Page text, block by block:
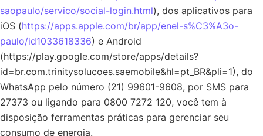
saopaulo/servico/social-login.html), dos aplicativos para
iOS (https://apps.apple.com/br/app/enel-s%C3%A3o-
paulo/id1033618336) e Android
(https://play.google.com/store/apps/details?
id=br.com.trinitysolucoes.saemobile&hl=pt_BR&pli=1), do
WhatsApp pelo número (21) 99601-9608, por SMS para
27373 ou ligando para 0800 7272 120, você tem à
disposição ferramentas práticas para gerenciar seu
consumo de energia.